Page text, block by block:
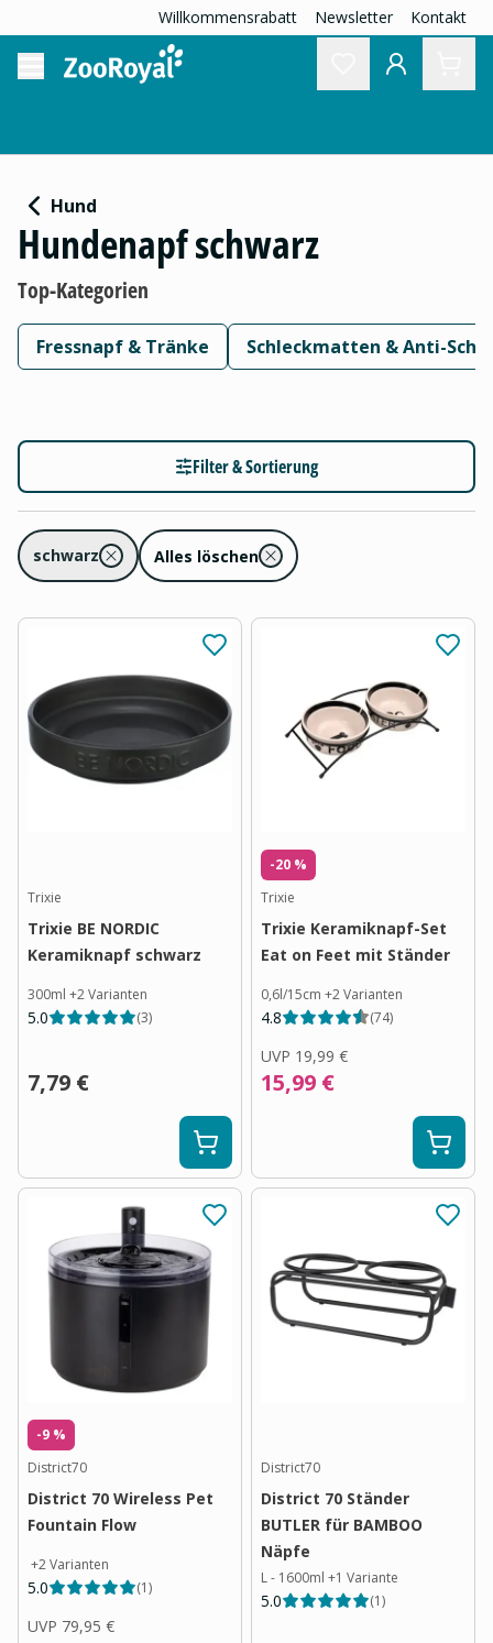
Willkommensrabatt Newsletter Kontakt
Hund
Hundenapf schwarz
Top-Kategorien
Fressnapf & Tränke Schleckmatten & Anti-
Filter & Sortierung
schwarz Alles löschen
Trixie
Trixie BE NORDIC
Keramiknapf schwarz
300ml +2Varianten
5.0 (3)
7,79 €
-20 %
Trixie
Trixie Keramiknapf-Set
Eat on Feet mit Ständer
0,6l/15cm +2Varianten
4.8 (74)
UVP 19,99 €
15,99 €
-9 %
District70
District 70 Wireless Pet
Fountain Flow
+2Varianten
5.0 (1)
UVP 79,95 €
District70
District 70 Ständer
BUTLER für BAMBOO
Näpfe
L - 1600ml +1 Variante
5.0 (1)